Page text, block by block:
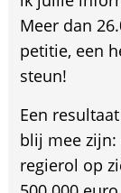
Meer dan
petitie, een
steun!
Een
blij mee
regierol op